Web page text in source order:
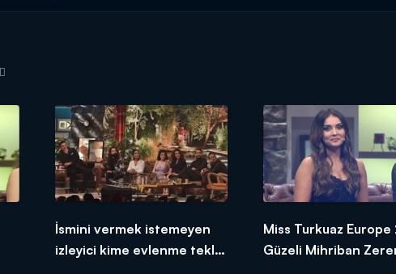
İsmini vermek istemeyen
izleyici kime evlenme teklif
Miss Turkuaz Europe
Güzeli Mihriban